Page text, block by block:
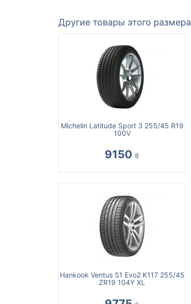
Другие товары этого размера
Michelin Latitude Sport 3 255/45 R19
100V
9150 ₴
Hankook Ventus S1 Evo2 K117 255/45
ZR19 104Y XL